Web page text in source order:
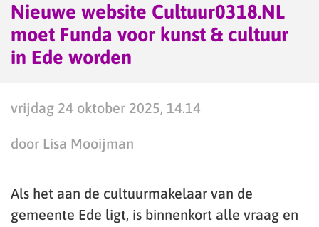
Nieuwe website Cultuur0318.NL
moet Funda voor kunst & cultuur
in Ede worden
vrijdag 24 oktober 2025, 14.14
door Lisa Mooijman
Als het aan de cultuurmakelaar van de
gemeente Ede ligt, is binnenkort alle vraag en